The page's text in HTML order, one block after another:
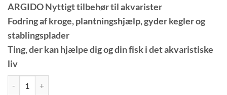
ARGIDO Nyttigt tilbehør til akvarister
Fodring af kroge, plantningshjælp, gyder kegler og
stablingsplader
Ting, der kan hjælpe dig og din fisk i det akvaristiske
liv